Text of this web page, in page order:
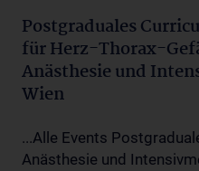
Postgraduales
für Herz-Thorax-
Anästhesie und
Wien
...Alle Events
Anästhesie und